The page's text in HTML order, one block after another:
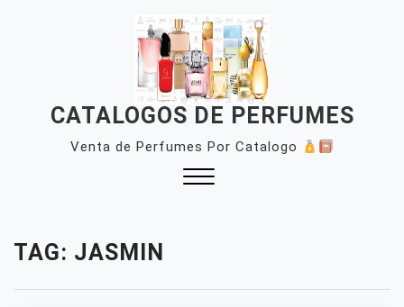
CATALOGOS DE PERFUMES
Venta de Perfumes Por Catalogo
TAG: JASMIN